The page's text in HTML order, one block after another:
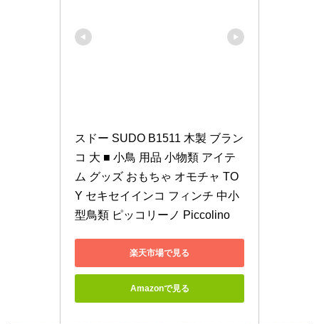
スドー SUDO B1511 木製 ブラン
コ 大 ■ 小鳥 用品 小物類 アイテ
ム グッズ おもちゃ オモチャ TO
Y セキセイインコ フィンチ 中小
型鳥類 ピッコリーノ Piccolino
楽天市場で見る
Amazonで見る